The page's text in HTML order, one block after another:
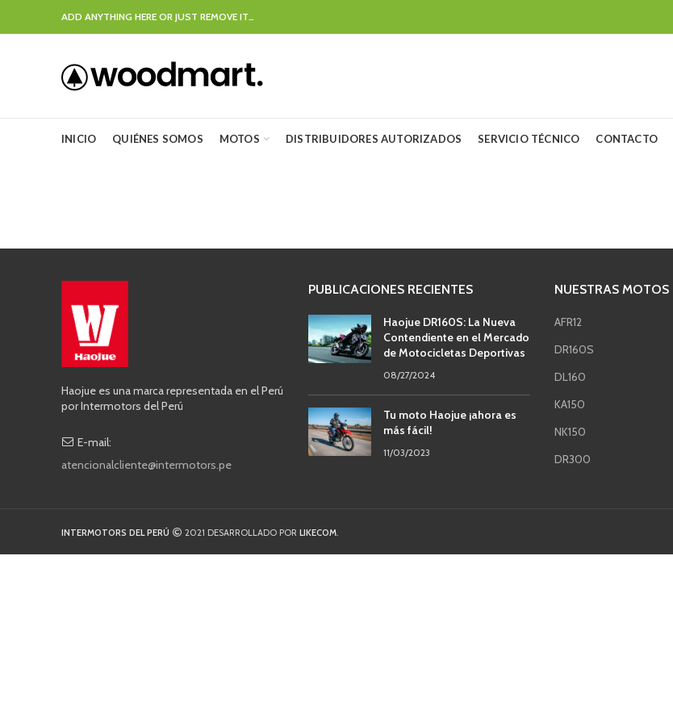
ADD ANYTHING HERE OR JUST REMOVE IT…
INICIO QUIÉNES SOMOS MOTOS DISTRIBUIDORES AUTORIZADOS SERVICIO TÉCNICO CONTACTO
Haojue es una marca representada en el Perú
por Intermotors del Perú
E-mail:
atencionalcliente@intermotors.pe
PUBLICACIONES RECIENTES
Haojue DR160S: La Nueva
Contendiente en el Mercado
de Motocicletas Deportivas
08/27/2024
Tu moto Haojue ¡ahora es
más fácil!
11/03/2023
NUESTRAS MOTOS
AFR12
DR160S
DL160
KA150
NK150
DR300
INTERMOTORS DEL PERÚ 2021 DESARROLLADO POR LIKECOM.